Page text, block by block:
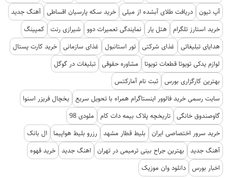
آپ تیون دریافت طلای آبشده از میلی خرید سکه پارسیان اقساطی آهنگ جدید
خرید استارز تلگرام هتل یار نمایندگی تعمیرات دوو شیرازی رنت کمپینگ
هدایای تبلیغاتی
غذای شرکتی تور استانبول غذای سازمانی خرید کارت پستال
لوازم یدکی تویوتا قطعات تویوتا
مشاوره حقوقی تبلیغات در گوگل
بهترین کارگزاری بورس ثبت نام آمارکتس
سایت رسمی خرید فالوور اینستاگرام همراه با تحویل سریع یخچال فریزر اسنوا
گاوصندوق خانگی تاریخچه پلاک بیمه دات کام
ملودی 98
خرید سرور اختصاصی ایران
بلیط قطار مشهد رزرو بلیط هواپیما
ال بانک
آهنگ جدید
بهترین جراح بینی ترمیمی در تهران اهنگ جدید خرید قهوه
اخبار بورس دانلود وان موزیک